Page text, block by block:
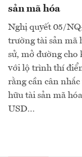
sản mã hóa
Nghị quyết 05/
trường tài sản mã
sử, mở đường
với lộ trình thí
rằng cần cân
hữu tài sản mã
USD…